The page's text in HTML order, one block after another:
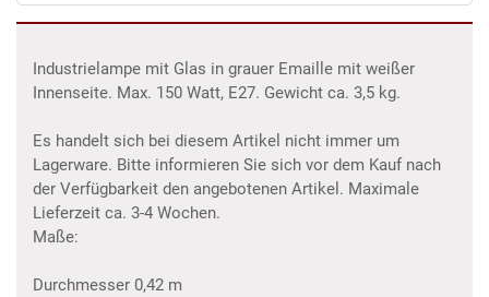
Industrielampe mit Glas in grauer Emaille mit weißer
Innenseite. Max. 150 Watt, E27. Gewicht ca. 3,5 kg.
Es handelt sich bei diesem Artikel nicht immer um
Lagerware. Bitte informieren Sie sich vor dem Kauf nach
der Verfügbarkeit den angebotenen Artikel. Maximale
Lieferzeit ca. 3-4 Wochen.
Maße:
Durchmesser 0,42 m